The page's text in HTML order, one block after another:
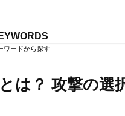
ワードから探す
は？ 攻撃の